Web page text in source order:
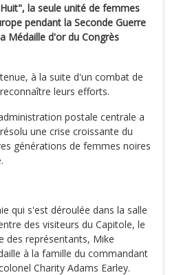
la seule unité de femmes
pendant la Seconde Guerre
Médaille d'or du Congrès
à la suite d'un combat de
leurs efforts.
postale centrale a
une crise croissante du
générations de femmes noires
qui s'est déroulée dans la salle
des visiteurs du Capitole, le
des représentants, Mike
à la famille du commandant
Charity Adams Earley.